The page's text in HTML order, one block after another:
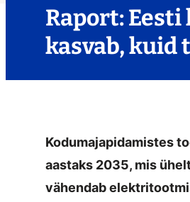
Raport:
kasvab, kuid
Kodumajapidamistes
aastaks 2035, mis
vähendab